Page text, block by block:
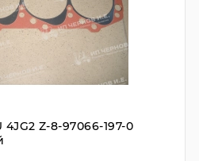
Z-8-97066-197-0